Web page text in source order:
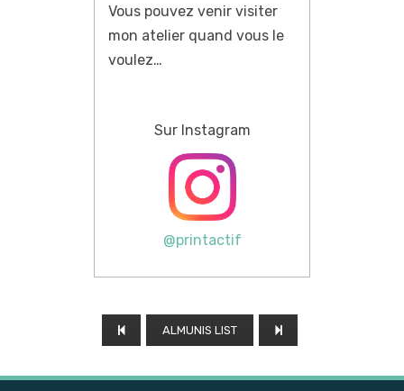
Vous pouvez venir visiter
mon atelier quand vous le
voulez…
Sur Instagram
@printactif
ALMUNIS LIST